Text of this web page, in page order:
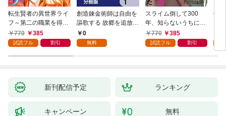
転生賢者の異世界ライ
フ～第二の職業を得
て、世界最強になりま
した～ 1巻
770 385
試読フル 割引
創造錬金術師は自由を
謳歌する 故郷を追放さ
れたら、魔王のお膝元
で超絶効果のマジック
0
無料
スライム倒して300
年、知らないうちにレ
ベルMAXになってまし
た 1巻
770 385
試読フル 割引
信
新刊配信予定 ランキング
キャンペーン 無料